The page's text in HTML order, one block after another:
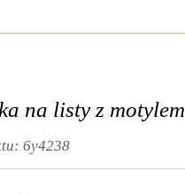
na listy z motylem
6y4238